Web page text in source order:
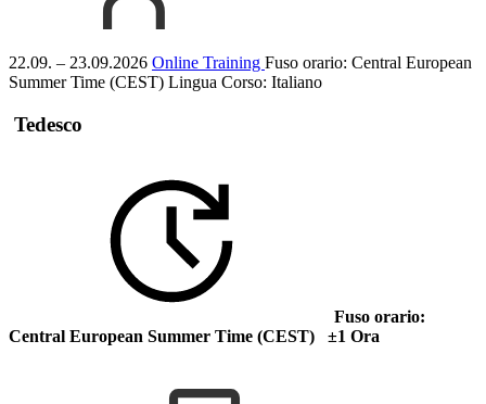
22.09. – 23.09.2026 Online Training Fuso orario: Central European
Summer Time (CEST) Lingua Corso: Italiano
Tedesco
Fuso orario:
Central European Summer Time (CEST) ±1 Ora